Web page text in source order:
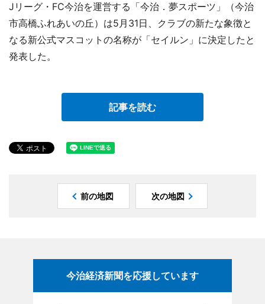
Jリーグ・FC今治を運営する「今治．夢スポーツ」（今治
市高橋ふれあいの丘）は5月31日、クラブの新たな象徴と
なる新公式マスコットの名称が「セイルン」に決定したと
発表した。
記事を読む
前の地図 次の地図
今治経済新聞を応援しています